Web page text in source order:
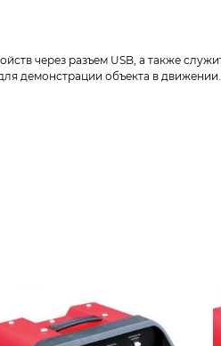
через разъем USB, а также
демонстрации объекта в